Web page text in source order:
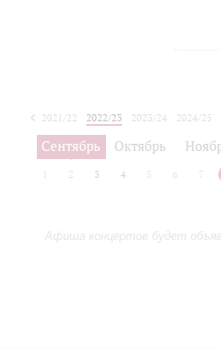
2021/22 2022/23 2023/24 2024/25
2026/27
Сентябрь Октябрь
2 3 4 5 6 7
Афиша концертов будет